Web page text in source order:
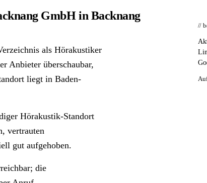
GmbH in Backnang
als Hörakustiker
Anbieter überschaubar,
liegt in Baden-
Hörakustik-Standort
vertrauten
gut aufgehoben.
die
//